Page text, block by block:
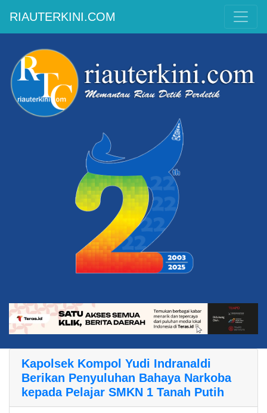
RIAUTERKINI.COM
Kapolsek Kompol Yudi Indranaldi
Berikan Penyuluhan Bahaya Narkoba
kepada Pelajar SMKN 1 Tanah Putih